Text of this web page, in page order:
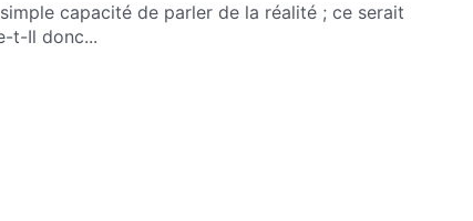
capacité de parler de la réalité ; ce serait
t-Il donc...